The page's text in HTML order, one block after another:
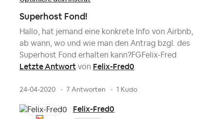
Superhost Fond!
Hallo, hat jemand eine konkrete Info von Airbnb,
ab wann, wo und wie man den Antrag bzgl. des
Superhost Fond erhalten kann?FGFelix-Fred
Letzte Antwort von Felix-Fred0
24-04-2020 7 Antworten 1 Kudo
Felix-Fred0